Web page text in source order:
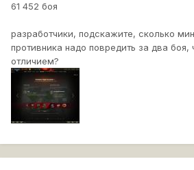
61 452 боя
разработчики, подскажите, сколько
противника надо повредить за два боя,
отличием?